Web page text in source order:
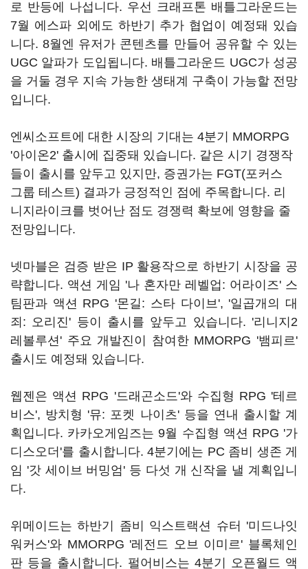
로 반등에 나섭니다. 우선 크래프톤 배틀그라운드는
7월 에스파 외에도 하반기 추가 협업이 예정돼 있습
니다. 8월엔 유저가 콘텐츠를 만들어 공유할 수 있는
UGC 알파가 도입됩니다. 배틀그라운드 UGC가 성공
을 거둘 경우 지속 가능한 생태계 구축이 가능할 전망
입니다.
엔씨소프트에 대한 시장의 기대는 4분기 MMORPG
'아이온2' 출시에 집중돼 있습니다. 같은 시기 경쟁작
들이 출시를 앞두고 있지만, 증권가는 FGT(포커스
그룹 테스트) 결과가 긍정적인 점에 주목합니다. 리
니지라이크를 벗어난 점도 경쟁력 확보에 영향을 줄
전망입니다.
넷마블은 검증 받은 IP 활용작으로 하반기 시장을 공
략합니다. 액션 게임 '나 혼자만 레벨업: 어라이즈' 스
팀판과 액션 RPG '몬길: 스타 다이브', '일곱개의 대
죄: 오리진' 등이 출시를 앞두고 있습니다. '리니지2
레볼루션' 주요 개발진이 참여한 MMORPG '뱀피르'
출시도 예정돼 있습니다.
웹젠은 액션 RPG '드래곤소드'와 수집형 RPG '테르
비스', 방치형 '뮤: 포켓 나이츠' 등을 연내 출시할 계
획입니다. 카카오게임즈는 9월 수집형 액션 RPG '가
디스오더'를 출시합니다. 4분기에는 PC 좀비 생존 게
임 '갓 세이브 버밍엄' 등 다섯 개 신작을 낼 계획입니
다.
위메이드는 하반기 좀비 익스트랙션 슈터 '미드나잇
워커스'와 MMORPG '레전드 오브 이미르' 블록체인
판 등을 출시합니다. 펄어비스는 4분기 오픈월드 액